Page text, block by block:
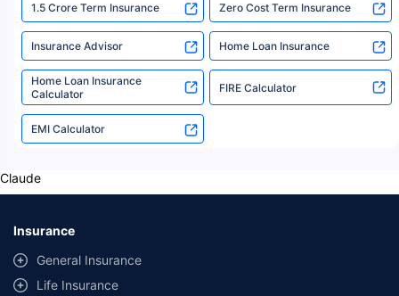
₹20K /month
For 15 Years
RSI*
11.3%
₹ 81 L After 15 years
₹48.6 L TAX
FREE
Paid At The Age
49
₹32.4 L
Invested In
1.5 Crore Term Insurance Zero Cost Term Insurance
Insurance Advisor Home Loan Insurance
Home Loan Insurance
Calculator
FIRE Calculator
EMI Calculator
Claude
Insurance
General Insurance
Life Insurance